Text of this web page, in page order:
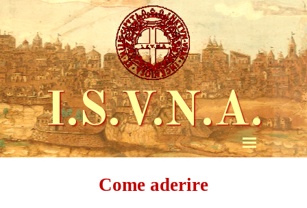
I.S.V.N.A.
Come aderire